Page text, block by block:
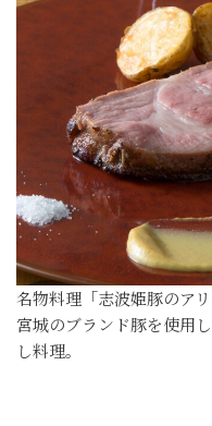
名物料理「志波姫豚のア
宮城のブランド豚を使用
し料理。